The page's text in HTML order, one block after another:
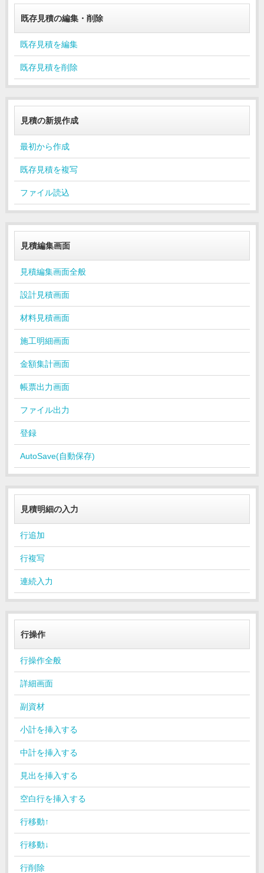
既存見積の編集・削除
既存見積を編集
既存見積を削除
見積の新規作成
最初から作成
既存見積を複写
ファイル読込
見積編集画面
見積編集画面全般
設計見積画面
材料見積画面
施工明細画面
金額集計画面
帳票出力画面
ファイル出力
登録
AutoSave(自動保存)
見積明細の入力
行追加
行複写
連続入力
行操作
行操作全般
詳細画面
副資材
小計を挿入する
中計を挿入する
見出を挿入する
空白行を挿入する
行移動↑
行移動↓
行削除